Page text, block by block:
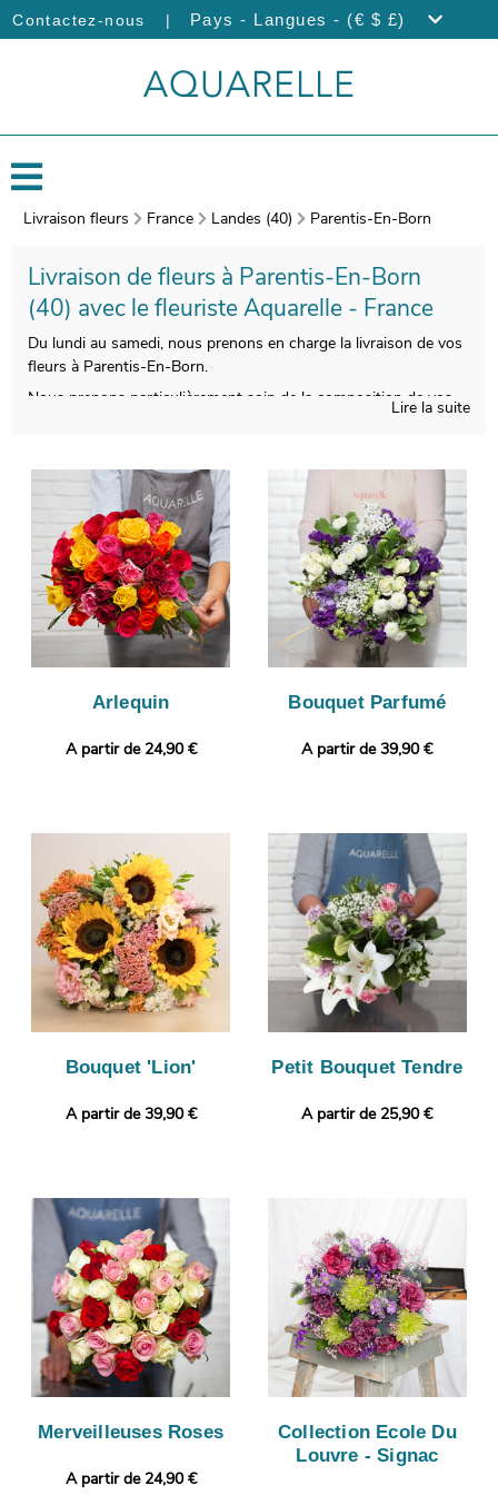
Contactez-nous | Pays - Langues - (€ $ £)
Livraison fleurs France Landes (40) Parentis-En-Born
Livraison de fleurs à Parentis-En-Born
(40) avec le fleuriste Aquarelle - France
Du lundi au samedi, nous prenons en charge la livraison de vos
fleurs à Parentis-En-Born.
Nous prenons particulièrement soin de la composition de vos
après sa création. Ensuite, l’envoi au destinataire sera
programmé, après vous avoir fait parvenir la photo. Envie de
vous démarquer ? Sans frais supplémentaire, vous pourrez
ajouter un message ou une photo à votre commande.
Lire la suite
Arlequin
A partir de 24,90 €
Bouquet Parfumé
A partir de 39,90 €
Bouquet 'Lion'
A partir de 39,90 €
Petit Bouquet Tendre
A partir de 25,90 €
Merveilleuses Roses
A partir de 24,90 €
Collection Ecole Du
Louvre - Signac